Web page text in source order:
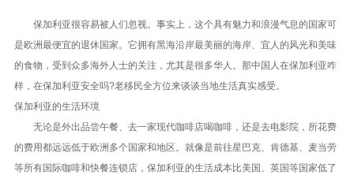
保加利亚很容易被人们忽视。事实上，这个具有魅力和浪漫气息的国家可
是欧洲最便宜的退休国家。它拥有黑海沿岸最美丽的海岸、宜人的风光和美味
的食物，受到众多海外人士的关注，尤其是很多华人。那中国人在保加利亚咋
样，在保加利亚安全吗?老移民全方位来谈谈当地生活真实感受。
保加利亚的生活环境
无论是外出品尝午餐、去一家现代咖啡店喝咖啡，还是去电影院，所花费
的费用都远远低于欧洲多个国家和地区。就像是前往星巴克、肯德基、麦当劳
等所有国际咖啡和快餐连锁店，保加利亚的生活成本比美国、英国等国家低了